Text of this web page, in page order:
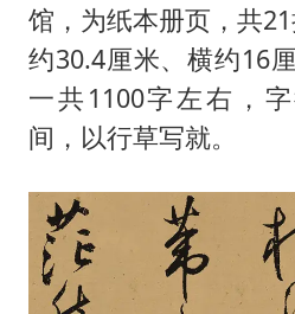
馆，为纸本册页，共
约30.4厘米、横约16
一共1100字左右，
间，以行草写就。